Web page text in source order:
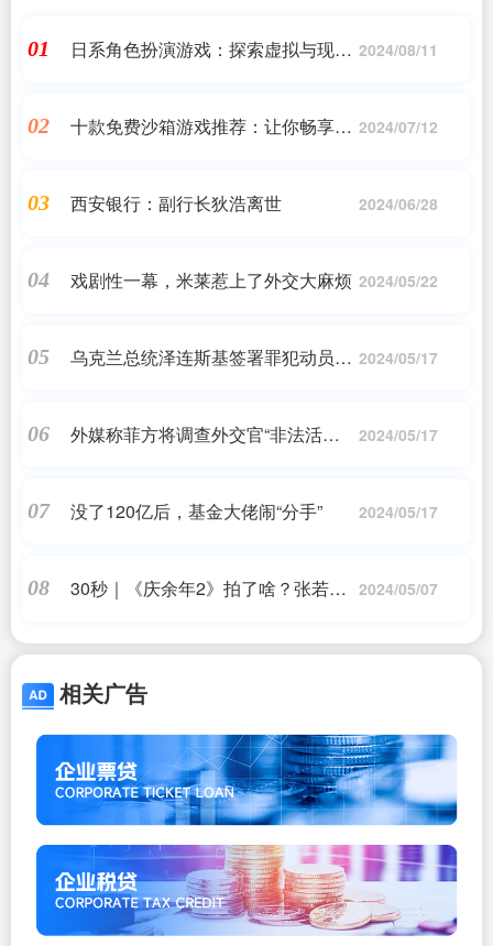
01
日系角色扮演游戏：探索虚拟与现实 2024/08/11
02
十款免费沙箱游戏推荐：让你畅享电 2024/07/12
03 西安银行：副行长狄浩离世 2024/06/28
04 戏剧性一幕，米莱惹上了外交大麻烦 2024/05/22
05
乌克兰总统泽连斯基签署罪犯动员法 2024/05/17
06
外媒称菲方将调查外交官“非法活
2024/05/17
07 没了120亿后，基金大佬闹“分手” 2024/05/17
08
30秒｜《庆余年2》拍了啥？张若昀
2024/05/07
相关广告